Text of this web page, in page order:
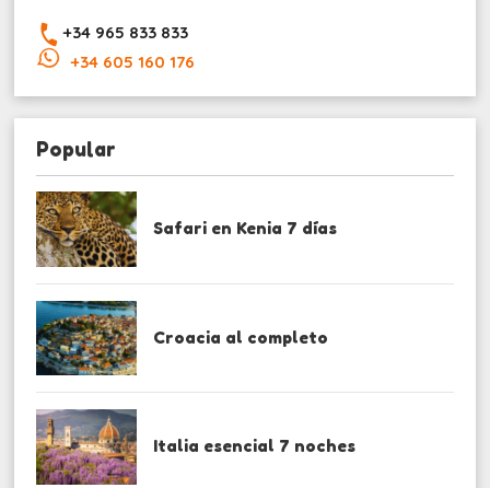
+34 965 833 833
+34 605 160 176
Popular
Safari en Kenia 7 días
Croacia al completo
Italia esencial 7 noches